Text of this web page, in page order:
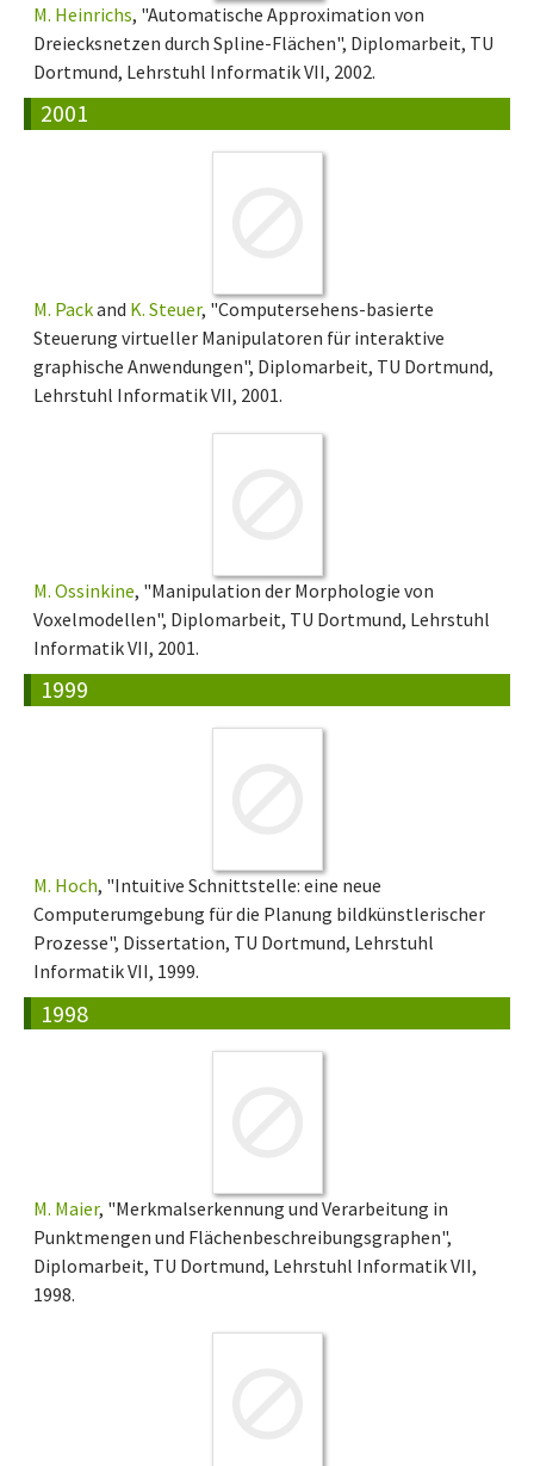
M. Heinrichs, "Automatische Approximation von
Dreiecksnetzen durch Spline-Flächen", Diplomarbeit, TU
Dortmund, Lehrstuhl Informatik VII, 2002.
2001
M. Packand K. Steuer, "Computersehens-basierte
Steuerung virtueller Manipulatoren für interaktive
graphische Anwendungen", Diplomarbeit, TU Dortmund,
Lehrstuhl Informatik VII, 2001.
M. Ossinkine, "Manipulation der Morphologie von
Voxelmodellen", Diplomarbeit, TU Dortmund, Lehrstuhl
Informatik VII, 2001.
1999
M. Hoch, "Intuitive Schnittstelle: eine neue
Computerumgebung für die Planung bildkünstlerischer
Prozesse", Dissertation, TU Dortmund, Lehrstuhl
Informatik VII, 1999.
1998
M. Maier, "Merkmalserkennung und Verarbeitung in
Punktmengen und Flächenbeschreibungsgraphen",
Diplomarbeit, TU Dortmund, Lehrstuhl Informatik VII,
1998.